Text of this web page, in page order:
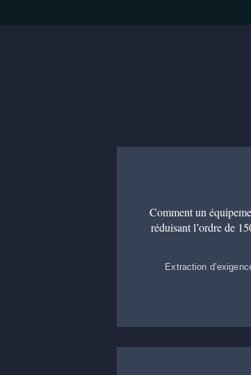
Comment un
réduisant l’ordre de
Extraction